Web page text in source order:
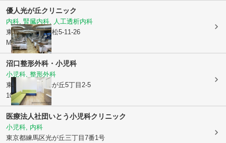
優人光が丘クリニック
内科, 腎臓内科, 人工透析内科
東京都練馬区高松5-11-26
MKビル7F
沼口整形外科・小児科
小児科, 整形外科
東京都練馬区
光が丘5丁目2-5
102号
医療法人社団いとう小児科クリニック
小児科, 内科
東京都練馬区光が丘三丁目7番1号